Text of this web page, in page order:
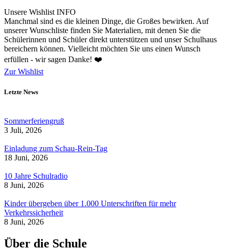
Unsere Wishlist INFO
Manchmal sind es die kleinen Dinge, die Großes bewirken. Auf
unserer Wunschliste finden Sie Materialien, mit denen Sie die
Schülerinnen und Schüler direkt unterstützen und unser Schulhaus
bereichern können. Vielleicht möchten Sie uns einen Wunsch
erfüllen - wir sagen Danke! ❤️
Zur Wishlist
Letzte News
Sommerferiengruß
3 Juli, 2026
Einladung zum Schau-Rein-Tag
18 Juni, 2026
10 Jahre Schulradio
8 Juni, 2026
Kinder übergeben über 1.000 Unterschriften für mehr
Verkehrssicherheit
8 Juni, 2026
Über die Schule